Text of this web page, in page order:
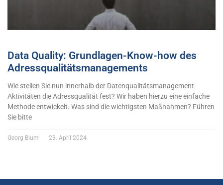
Data Quality: Grundlagen-Know-how des
Adressqualitätsmanagements
Wie stellen Sie nun innerhalb der Datenqualitätsmanagement-
Aktivitäten die Adressqualität fest? Wir haben hierzu eine einfache
Methode entwickelt. Was sind die wichtigsten Maßnahmen? Führen
Sie bitte
Georg Blum 23. April 2024